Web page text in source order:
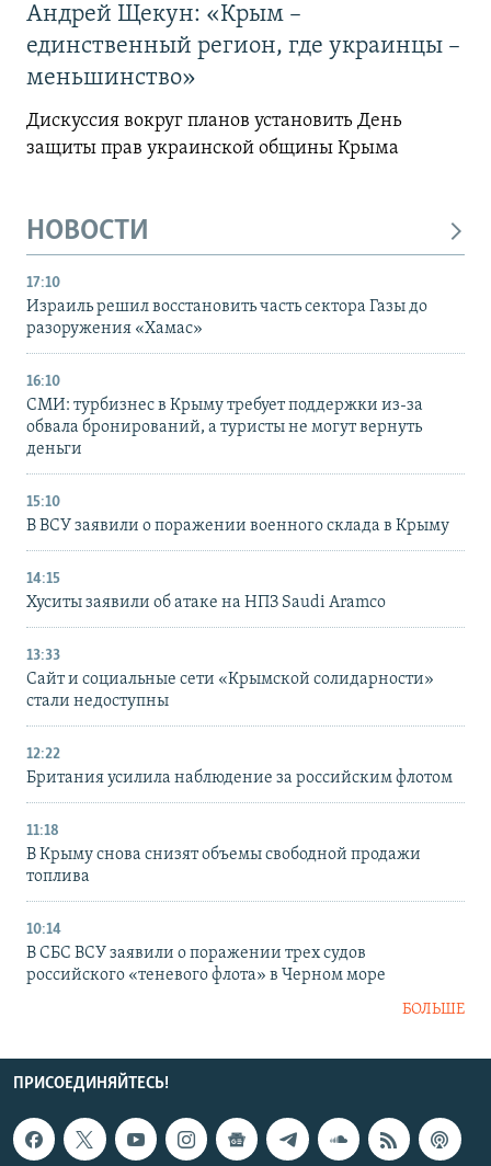
Андрей Щекун: «Крым –
единственный регион, где украинцы –
меньшинство»
Дискуссия вокруг планов установить День
защиты прав украинской общины Крыма
НОВОСТИ
17:10
Израиль решил восстановить часть сектора Газы до
разоружения «Хамас»
16:10
СМИ: турбизнес в Крыму требует поддержки из-за
обвала бронирований, а туристы не могут вернуть
деньги
15:10
В ВСУ заявили о поражении военного склада в Крыму
14:15
Хуситы заявили об атаке на НПЗ Saudi Aramco
13:33
Сайт и социальные сети «Крымской солидарности»
стали недоступны
12:22
Британия усилила наблюдение за российским флотом
11:18
В Крыму снова снизят объемы свободной продажи
топлива
10:14
В СБС ВСУ заявили о поражении трех судов
российского «теневого флота» в Черном море
БОЛЬШЕ
ПРИСОЕДИНЯЙТЕСЬ!